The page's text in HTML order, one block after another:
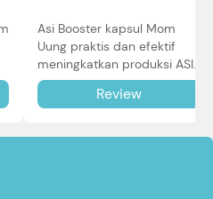
Asi Booster kapsul Mom
Uung praktis dan efektif
meningkatkan produksi ASI
Bunda untuk Si Kecil. Simak
review lengkapnya di sini.
Review